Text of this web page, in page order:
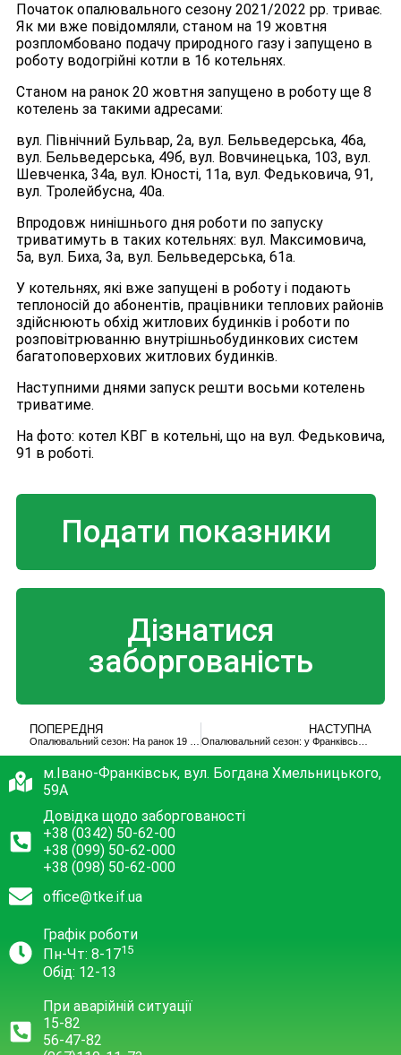
Початок опалювального сезону 2021/2022 рр. триває.
Як ми вже повідомляли, станом на 19 жовтня
розпломбовано подачу природного газу і запущено в
роботу водогрійні котли в 16 котельнях.
Станом на ранок 20 жовтня запущено в роботу ще 8
котелень за такими адресами:
вул. Північний Бульвар, 2а, вул. Бельведерська, 46а,
вул. Бельведерська, 49б, вул. Вовчинецька, 103, вул.
Шевченка, 34а, вул. Юності, 11а, вул. Федьковича, 91,
вул. Тролейбусна, 40а.
Впродовж нинішнього дня роботи по запуску
триватимуть в таких котельнях: вул. Максимовича,
5а, вул. Биха, 3а, вул. Бельведерська, 61а.
У котельнях, які вже запущені в роботу і подають
теплоносій до абонентів, працівники теплових районів
здійснюють обхід житлових будинків і роботи по
розповітрюванню внутрішньобудинкових систем
багатоповерхових житлових будинків.
Наступними днями запуск решти восьми котелень
триватиме.
На фото: котел КВГ в котельні, що на вул. Федьковича,
91 в роботі.
Подати показники
Дізнатися
заборгованість
ПОПЕРЕДНЯ НАСТУПНА
Опалювальний сезон: у Франківську запустили ще 8 котелень
м.Івано-Франківськ, вул. Богдана Хмельницького,
59А
Довідка щодо заборгованості
+38 (0342) 50-62-00
+38 (099) 50-62-000
+38 (098) 50-62-000
office@tke.if.ua
Графік роботи
Пн-Чт: 8-1715
Обід: 12-13
При аварійній ситуації
15-82
56-47-82